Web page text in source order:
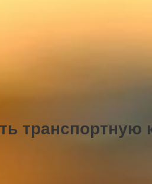
транспортную